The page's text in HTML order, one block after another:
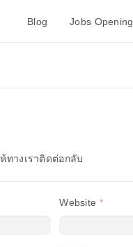
Blog Jobs Opening
ทางเราติดต่อกลับ
Website